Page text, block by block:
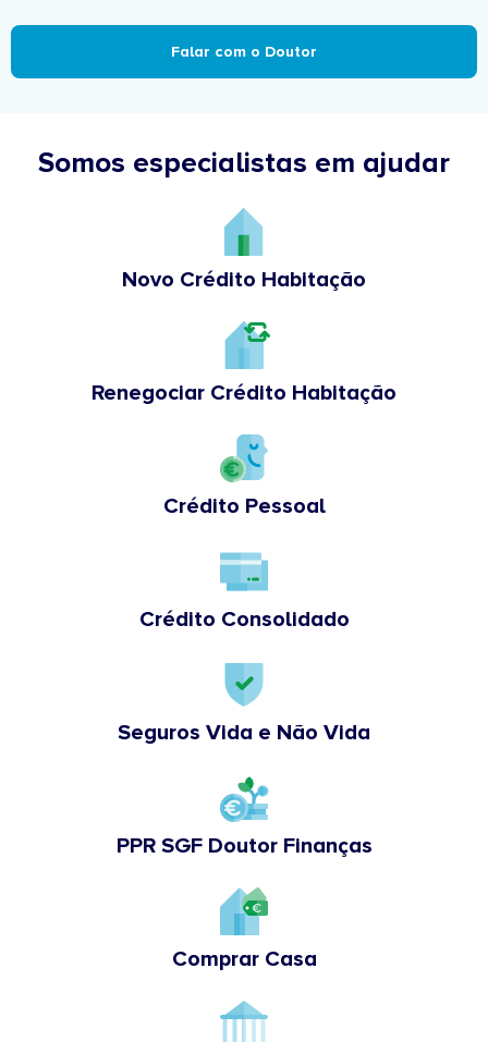
Falar com o Doutor
Somos especialistas em ajudar
Novo Crédito Habitação
Renegociar Crédito Habitação
Crédito Pessoal
Crédito Consolidado
Seguros Vida e Não Vida
PPR SGF Doutor Finanças
Comprar Casa